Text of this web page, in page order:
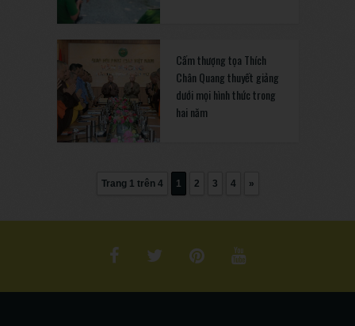
Cấm thượng tọa Thích
Chân Quang thuyết giảng
dưới mọi hình thức trong
hai năm
Trang 1 trên 4 1 2 3 4 »